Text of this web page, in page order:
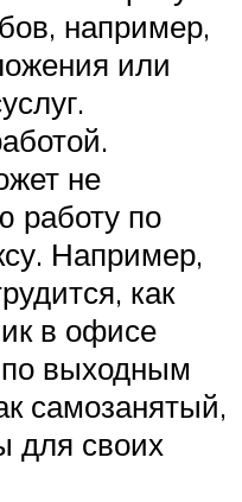
например,
или
не
работу по
Например,
как
в офисе
по выходным
самозанятый,
для своих